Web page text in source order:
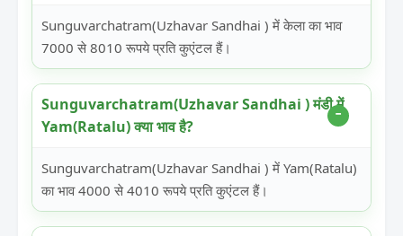
Sunguvarchatram(Uzhavar Sandhai ) में केला का भाव
7000 से 8010 रूपये प्रति कुएंटल हैं।
Sunguvarchatram(Uzhavar Sandhai ) मंडी में
Yam(Ratalu) क्या भाव है?
Sunguvarchatram(Uzhavar Sandhai ) में Yam(Ratalu)
का भाव 4000 से 4010 रूपये प्रति कुएंटल हैं।